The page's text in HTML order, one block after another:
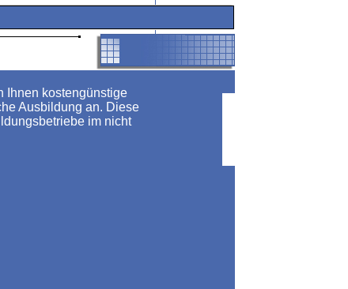
Ihnen kostengünstige
Ausbildung an. Diese
im nicht